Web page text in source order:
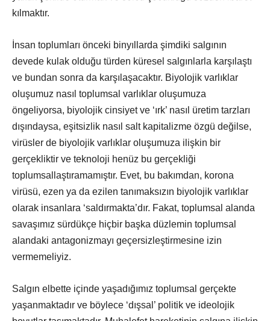
kılmaktır.
İnsan toplumları önceki binyıllarda şimdiki salgının
devede kulak olduğu türden küresel salgınlarla karşılaştı
ve bundan sonra da karşılaşacaktır. Biyolojik varlıklar
oluşumuz nasıl toplumsal varlıklar oluşumuza
öngeliyorsa, biyolojik cinsiyet ve ‘ırk’ nasıl üretim tarzları
dışındaysa, eşitsizlik nasıl salt kapitalizme özgü değilse,
virüsler de biyolojik varlıklar oluşumuza ilişkin bir
gerçekliktir ve teknoloji henüz bu gerçekliği
toplumsallaştıramamıştır. Evet, bu bakımdan, korona
virüsü, ezen ya da ezilen tanımaksızın biyolojik varlıklar
olarak insanlara ‘saldırmakta’dır. Fakat, toplumsal alanda
savaşımız sürdükçe hiçbir başka düzlemin toplumsal
alandaki antagonizmayı geçersizleştirmesine izin
vermemeliyiz.
Salgın elbette içinde yaşadığımız toplumsal gerçekte
yaşanmaktadır ve böylece ‘dışsal’ politik ve ideolojik